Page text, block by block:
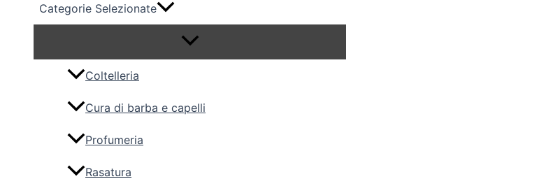
Categorie Selezionate
Coltelleria
Cura di barba e capelli
Profumeria
Rasatura